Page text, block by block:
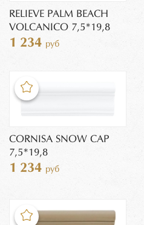
RELIEVE PALM BEACH
VOLCANICO 7,5*19,8
1 234 руб
CORNISA SNOW CAP
7,5*19,8
1 234 руб